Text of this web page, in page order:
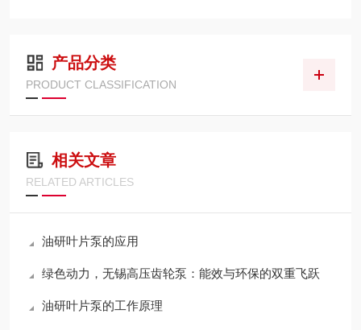
产品分类
PRODUCT CLASSIFICATION
相关文章
RELATED ARTICLES
油研叶片泵的应用
绿色动力，无锡高压齿轮泵：能效与环保的双重飞跃
油研叶片泵的工作原理